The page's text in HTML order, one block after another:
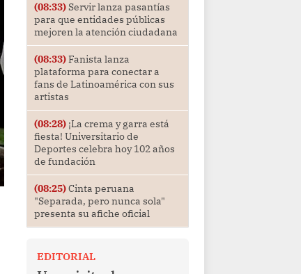
(08:33)Servir lanza pasantías
para que entidades públicas
mejoren la atención ciudadana
(08:33)Fanista lanza
plataforma para conectar a
fans de Latinoamérica con sus
artistas
(08:28)¡La crema y garra está
fiesta! Universitario de
Deportes celebra hoy 102 años
de fundación
(08:25)Cinta peruana
"Separada, pero nunca sola"
presenta su afiche oficial
EDITORIAL